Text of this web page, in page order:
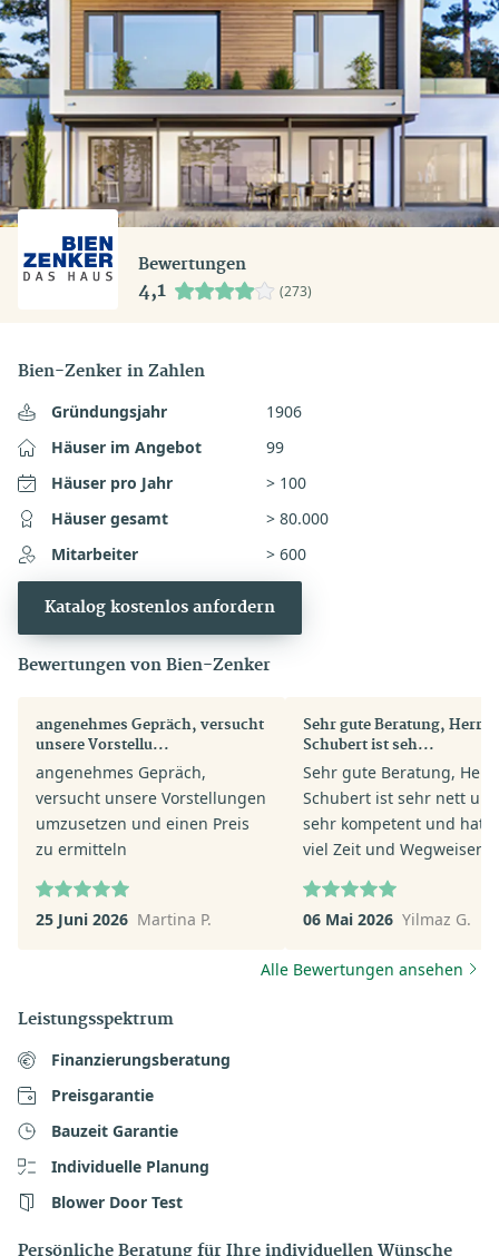
Bewertungen
4,1 (273)
Bien-Zenker in Zahlen
Gründungsjahr
1906
Häuser im Angebot
99
Häuser pro Jahr
> 100
Häuser gesamt
> 80.000
Mitarbeiter
> 600
Katalog kostenlos anfordern
Bewertungen von Bien-Zenker
angenehmes Gepräch, versucht
unsere Vorstellu...
angenehmes Gepräch,
versucht unsere Vorstellungen
umzusetzen und einen Preis
zu ermitteln
25 Juni 2026 Martina P.
Sehr gute Beratung, Herr
Schubert ist seh...
Sehr gute Beratung, Herr
Schubert ist sehr nett und
sehr kompetent und hat
viel Zeit und
geholfen. Mir und
ganz andere Perspektive
eröffnet sehr zu Positiv.
mit Herrn Pit Schubert.
06 Mai 2026 Yilmaz G.
Alle Bewertungen ansehen
Leistungsspektrum
Finanzierungsberatung
Preisgarantie
Bauzeit Garantie
Individuelle Planung
Blower Door Test
Persönliche Beratung für Ihre individuellen Wünsche